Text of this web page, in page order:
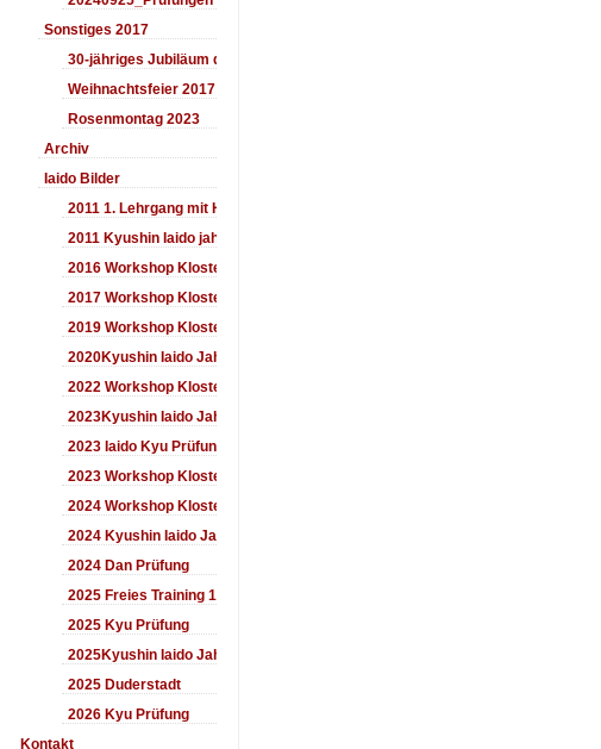
Sonstiges 2017
30-jähriges Jubiläum des Aiki-Dojo's 2017
Weihnachtsfeier 2017
Rosenmontag 2023
Archiv
Iaido Bilder
2011 1. Lehrgang mit Headmaster Ralf Gumpfer
2011 Kyushin Iaido jahrestreffen
2016 Workshop Kloster Duderstadt
2017 Workshop Kloster Duderstadt
2019 Workshop Kloster Duderstadt
2020Kyushin Iaido Jahrestreffen
2022 Workshop Kloster Duderstadt
2023Kyushin Iaido Jahrestreffen
2023 Iaido Kyu Prüfung
2023 Workshop Kloster Duderstadt
2024 Workshop Kloster Duderstadt
2024 Kyushin Iaido Jahrestreffen
2024 Dan Prüfung
2025 Freies Training 17:00-18:00 Uhr
2025 Kyu Prüfung
2025Kyushin Iaido Jahrestreffen
2025 Duderstadt
2026 Kyu Prüfung
Kontakt